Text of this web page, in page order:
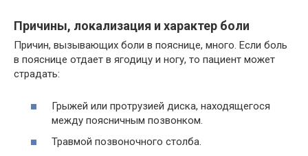
Причины, локализация и характер боли
Причин, вызывающих боли в пояснице, много. Если боль
в пояснице отдает в ягодицу и ногу, то пациент может
страдать:
Грыжей или протрузией диска, находящегося
между поясничным позвонком.
Травмой позвоночного столба.